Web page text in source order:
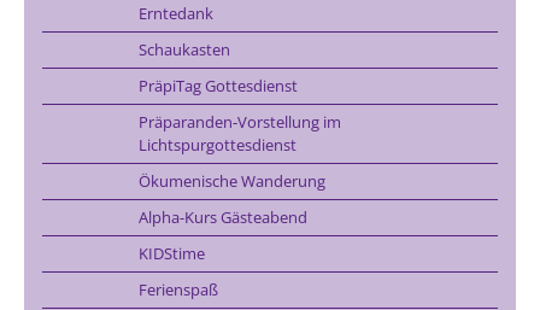
Erntedank
Schaukasten
PräpiTag Gottesdienst
Präparanden-Vorstellung im
Lichtspurgottesdienst
Ökumenische Wanderung
Alpha-Kurs Gästeabend
KIDStime
Ferienspaß